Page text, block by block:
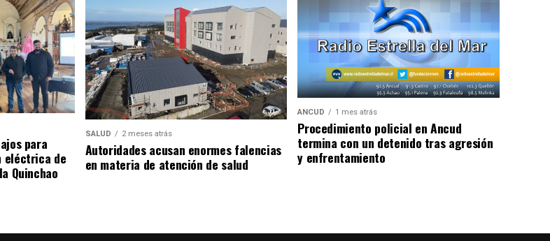
para
eléctrica de
Quinchao
SALUD 2 meses atrás
Autoridades acusan enormes falencias
en materia de atención de salud
ANCUD 1 mes atrás
Procedimiento policial en Ancud
termina con un detenido tras agresión
y enfrentamiento